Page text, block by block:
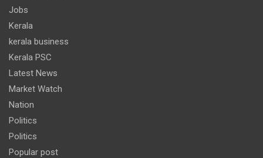
Jobs
Kerala
kerala business
Kerala PSC
Latest News
Market Watch
Nation
Politics
Politics
Popular post